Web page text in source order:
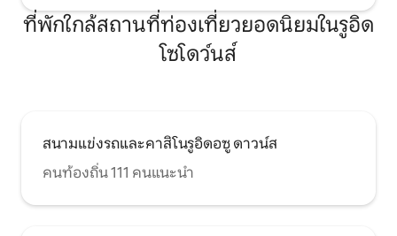
ที่พักใกล้สถานที่ท่องเที่ยวยอดนิยมในรูอิด
โซโดว์นส์
สนามแข่งรถและคาสิโนรูอิดอซู ดาวน์ส
คนท้องถิ่น 111 คนแนะนำ